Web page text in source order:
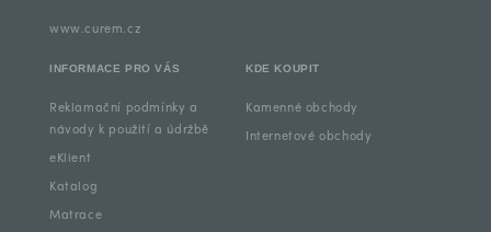
www.curem.cz
INFORMACE PRO VÁS
Reklamační podmínky a
návody k použití a údržbě
eKlient
Katalog
Matrace
KDE KOUPIT
Kamenné obchody
Internetové obchody